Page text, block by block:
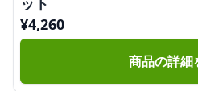
¥4,260
商品の詳細